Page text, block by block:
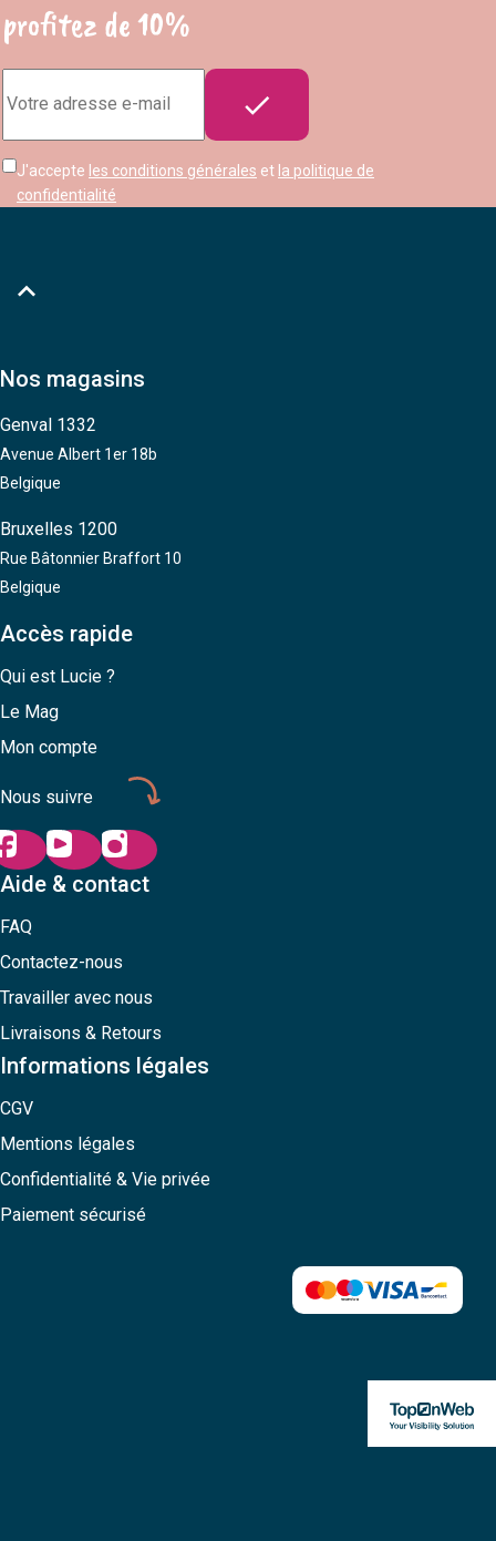
profitez de 10%
e-
mail

J'accepte les conditions générales et la politique de
confidentialité

Nos magasins
Genval 1332
Avenue Albert 1er 18b
Belgique
Bruxelles 1200
Rue Bâtonnier Braffort 10
Belgique
Accès rapide
Qui est Lucie ?
Le Mag
Mon compte
Nous suivre
Aide & contact
FAQ
Contactez-nous
Travailler avec nous
Livraisons & Retours
Informations légales
CGV
Mentions légales
Confidentialité & Vie privée
Paiement sécurisé